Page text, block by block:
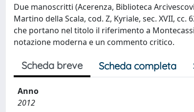
Due manoscritti (Acerenza, Biblioteca
Martino della Scala, cod. Z, Kyriale, sec. XVII,
che portano nel titolo il riferimento a
notazione moderna e un commento critico.
Scheda breve Scheda completa
Anno
2012